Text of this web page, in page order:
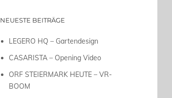
NEUESTE BEITRÄGE
LEGERO HQ – Gartendesign
CASARISTA – Opening Video
ORF STEIERMARK HEUTE – VR-
BOOM